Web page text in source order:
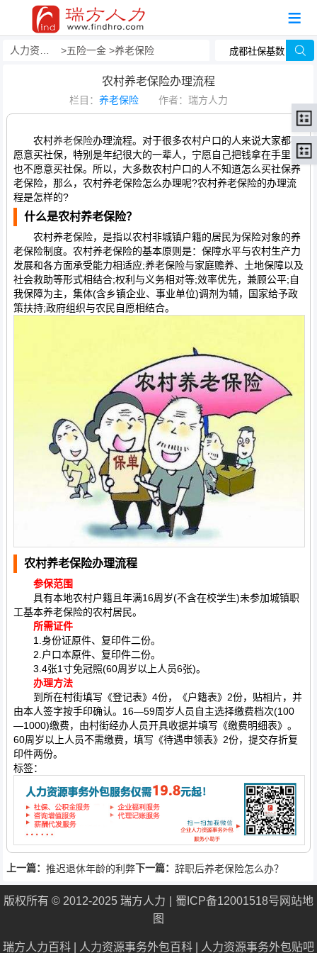
五险一金 养老保险
农村养老保险办理流程
栏目： 养老保险 作者：瑞方人力
农村养老保险办理流程。对于很多农村户口的人来说大家都不
愿意买社保，特别是年纪很大的一辈人，宁愿自己把钱拿在手里，
也不愿意买社保。所以，大多数农村户口的人不知道怎么买社保养
老保险，那么，农村养老保险怎么办理呢?农村养老保险的办理流
程是怎样的?
什么是农村养老保险？
农村养老保险，是指以农村非城镇户籍的居民为保险对象的养
老保险制度。农村养老保险的基本原则是：保障水平与农村生产力
发展和各方面承受能力相适应;养老保险与家庭赡养、土地保障以及
社会救助等形式相结合;权利与义务相对等;效率优先，兼顾公平;自
我保障为主，集体(含乡镇企业、事业单位)调剂为辅，国家给予政
策扶持;政府组织与农民自愿相结合。
农村养老保险办理流程
参保范围
具有本地农村户籍且年满16周岁(不含在校学生)未参加城镇职
工基本养老保险的农村居民。
所需证件
1.身份证原件、复印件二份。
2.户口本原件、复印件二份。
3.4张1寸免冠照(60周岁以上人员6张)。
办理方法
到所在村街填写《登记表》4份，《户籍表》2份，贴相片，并
由本人签字按手印确认。16—59周岁人员自主选择缴费档次(100
—1000)缴费，由村街经办人员开具收据并填写《缴费明细表》。
60周岁以上人员不需缴费，填写《待遇申领表》2份，提交存折复
印件两份。
标签：
上一篇： 推迟退休年龄的利弊下一篇： 辞职后养老保险怎么办？
版权所有 © 2012-2025 瑞方人力 蜀ICP备12001518号 网站地
图
瑞方人力百科 人力资源事务外包百科 人力资源事务外包贴吧